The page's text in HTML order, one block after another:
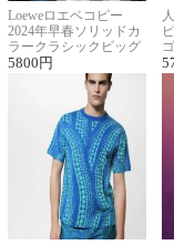
Loeweロエベコピー
2024年早春ソリッドカ
ラークラシックビッグ
ロゴ刺繍Tシャツ
5800 円